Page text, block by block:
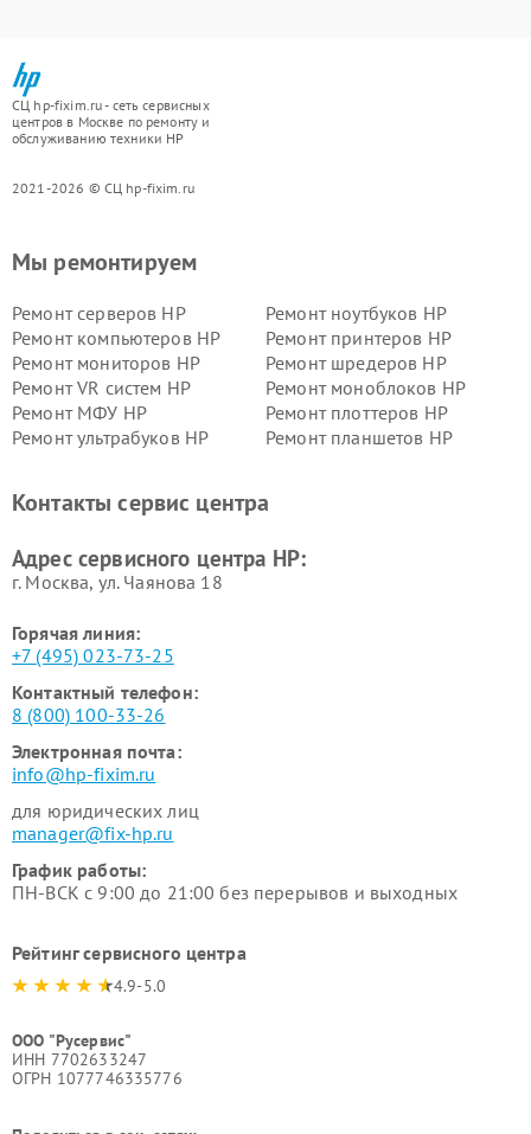
СЦ hp-fixim.ru - сеть сервисных
центров в Москве по ремонту и
обслуживанию техники HP
2021-2026 © СЦ hp-fixim.ru
Мы ремонтируем
Ремонт серверов HP
Ремонт ноутбуков HP
Ремонт компьютеров HP
Ремонт принтеров HP
Ремонт мониторов HP
Ремонт шредеров HP
Ремонт VR систем HP
Ремонт моноблоков HP
Ремонт МФУ HP
Ремонт плоттеров HP
Ремонт ультрабуков HP
Ремонт планшетов HP
Контакты сервис центра
Адрес сервисного центра HP:
г. Москва, ул. Чаянова 18
Горячая линия:
+7 (495) 023-73-25
Контактный телефон:
8 (800) 100-33-26
Электронная почта:
info@hp-fixim.ru
для юридических лиц
manager@fix-hp.ru
График работы:
ПН-ВСК с 9:00 до 21:00 без перерывов и выходных
Рейтинг сервисного центра
4.9-5.0
ООО "Русервис"
ИНН 7702633247
ОГРН 1077746335776